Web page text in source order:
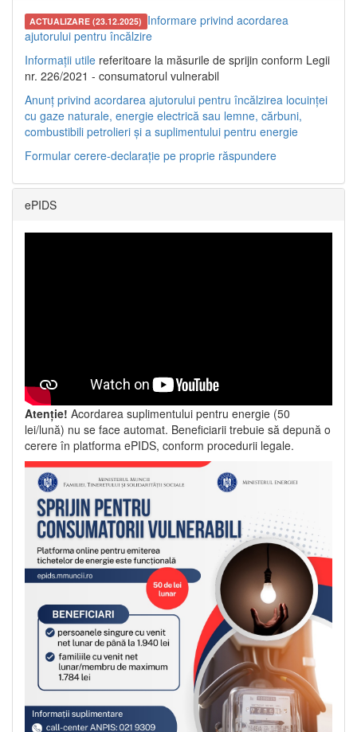
ACTUALIZARE (23.12.2025) Informare privind acordarea
ajutorului pentru încălzire
Informații utile referitoare la măsurile de sprijin conform Legii
nr. 226/2021 - consumatorul vulnerabil
Anunț privind acordarea ajutorului pentru încălzirea locuinței
cu gaze naturale, energie electrică sau lemne, cărbuni,
combustibili petrolieri și a suplimentului pentru energie
Formular cerere-declarație pe proprie răspundere
ePIDS
Atenție! Acordarea suplimentului pentru energie (50
lei/lună) nu se face automat. Beneficiarii trebuie să depună o
cerere în platforma ePIDS, conform procedurii legale.